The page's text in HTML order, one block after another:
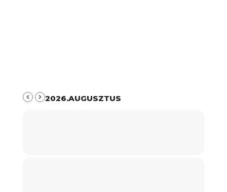
2026.AUGUSZTUS